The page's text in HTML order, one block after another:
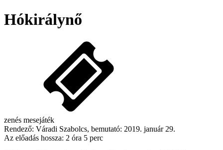
Hókirálynő
zenés mesejáték
Rendező: Váradi Szabolcs, bemutató: 2019. január 29.
Az előadás hossza: 2 óra 5 perc